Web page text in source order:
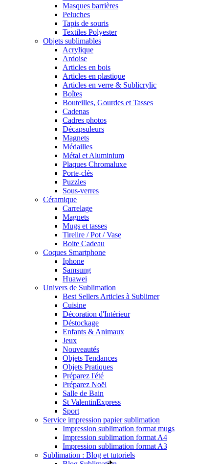
Masques barrières
Peluches
Tapis de souris
Textiles Polyester
Objets sublimables
Acrylique
Ardoise
Articles en bois
Articles en plastique
Articles en verre & Sublicrylic
Boîtes
Bouteilles, Gourdes et Tasses
Cadenas
Cadres photos
Décapsuleurs
Magnets
Médailles
Métal et Aluminium
Plaques Chromaluxe
Porte-clés
Puzzles
Sous-verres
Céramique
Carrelage
Magnets
Mugs et tasses
Tirelire / Pot / Vase
Boite Cadeau
Coques Smartphone
Iphone
Samsung
Huawei
Univers de Sublimation
Best Sellers Articles à Sublimer
Cuisine
Décoration d'Intérieur
Déstockage
Enfants & Animaux
Jeux
Nouveautés
Objets Tendances
Objets Pratiques
Préparez l'été
Préparez Noël
Salle de Bain
St ValentinExpress
Sport
Service impression papier sublimation
Impression sublimation format mugs
Impression sublimation format A4
Impression sublimation format A3
Sublimation : Blog et tutoriels